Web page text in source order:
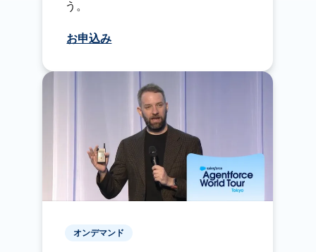
う。
お申込み
オンデマンド